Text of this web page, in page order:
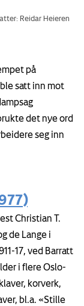
Reidar Heieren
på
satt inn mot
det nye ord
seg inn
Christian T.
de Lange i
17, ved Barratt
i flere Oslo-
korverk,
bl.a. «Stille